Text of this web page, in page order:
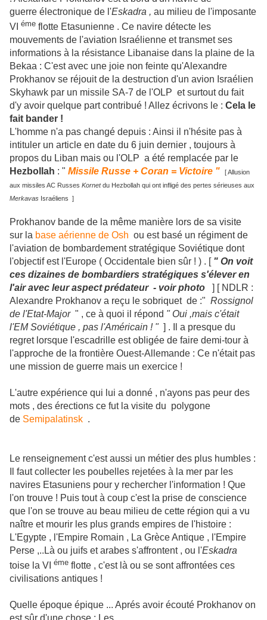
guerre électronique de l'Eskadra , au milieu de l'imposante
VI éme flotte Etasunienne . Ce navire détecte les
mouvements de l'aviation Israélienne et transmet ses
informations à la résistance Libanaise dans la plaine de la
Bekaa : C'est avec une joie non feinte qu'Alexandre
Prokhanov se réjouit de la destruction d'un avion Israélien
Skyhawk par un missile SA-7 de l'OLP et surtout du fait
d'y avoir quelque part contribué ! Allez écrivons le : Cela le
fait bander !
L'homme n'a pas changé depuis : Ainsi il n'hésite pas à
intituler un article en date du 6 juin dernier , toujours à
propos du Liban mais ou l'OLP a été remplacée par le
Hezbollah : " Missile Russe + Coran = Victoire "
[ Allusion
aux missiles AC Russes Kornetdu Hezbollah qui ont infligé des pertes sérieuses aux
Merkavas Israéliens ]
Prokhanov bande de la même manière lors de sa visite
sur la base aérienne de Osh ou est basé un régiment de
l'aviation de bombardement stratégique Soviétique dont
l'objectif est l'Europe ( Occidentale bien sûr ! ) . [ " On voit
ces dizaines de bombardiers stratégiques s'élever en
l'air avec leur aspect prédateur - voir photo ] [ NDLR :
Alexandre Prokhanov a reçu le sobriquet de :" Rossignol
de l'Etat-Major" , ce à quoi il répond " Oui ,mais c'était
l'EM Soviétique , pas l'Américain ! " ] . Il a presque du
regret lorsque l'escadrille est obligée de faire demi-tour à
l'approche de la frontière Ouest-Allemande : Ce n'était pas
une mission de guerre mais un exercice !
L'autre expérience qui lui a donné , n'ayons pas peur des
mots , des érections ce fut la visite du polygone
de Semipalatinsk .
Le renseignement c'est aussi un métier des plus humbles :
Il faut collecter les poubelles rejetées à la mer par les
navires Etasuniens pour y rechercher l'information ! Que
l'on trouve ! Puis tout à coup c'est la prise de conscience
que l'on se trouve au beau milieu de cette région qui a vu
naître et mourir les plus grands empires de l'histoire :
L'Egypte , l'Empire Romain , La Grèce Antique , l'Empire
Perse ,..Là ou juifs et arabes s'affrontent , ou l'Eskadra
toise la VI éme flotte , c'est là ou se sont affrontées ces
civilisations antiques !
Quelle époque épique ... Aprés avoir écouté Prokhanov on